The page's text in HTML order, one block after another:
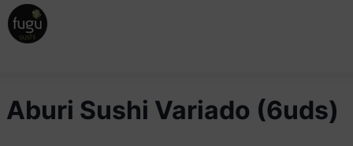
Aburi Sushi Variado (6uds)